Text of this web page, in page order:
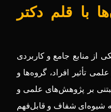
با قلم دکتر
از منابع جامع و کاربردی
تأثیر افراد، گروه‌ها و
بر پژوهش‌های علمی و
به شیوه‌ای شفاف و قابل‌فهم